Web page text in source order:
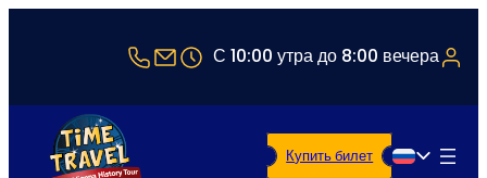
+43 1 5321514
office@timetravel-vienna.at
С 10:00 утра до 8:00 вечера
Русский
Купить билет